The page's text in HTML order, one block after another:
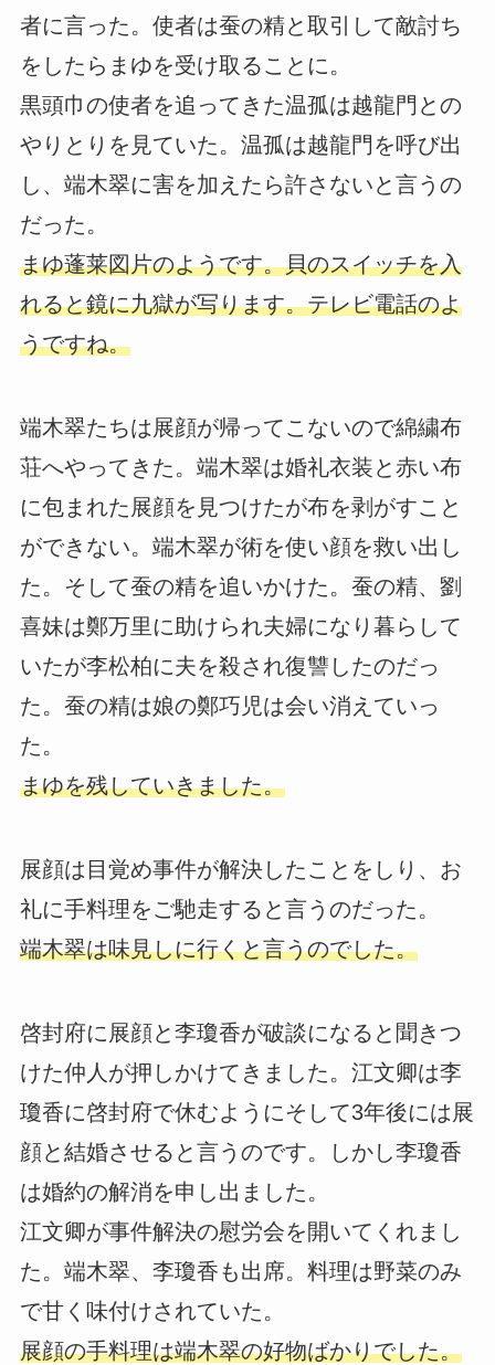
者に言った。使者は蚕の精と取引して敵討ち
をしたらまゆを受け取ることに。
黒頭巾の使者を追ってきた温孤は越龍門との
やりとりを見ていた。温孤は越龍門を呼び出
し、端木翠に害を加えたら許さないと言うの
だった。
まゆ蓬莱図片のようです。貝のスイッチを入
れると鏡に九獄が写ります。テレビ電話のよ
うですね。
端木翠たちは展顔が帰ってこないので綿繍布
荘へやってきた。端木翠は婚礼衣装と赤い布
に包まれた展顔を見つけたが布を剥がすこと
ができない。端木翠が術を使い顔を救い出し
た。そして蚕の精を追いかけた。蚕の精、劉
喜妹は鄭万里に助けられ夫婦になり暮らして
いたが李松柏に夫を殺され復讐したのだっ
た。蚕の精は娘の鄭巧児は会い消えていっ
た。
まゆを残していきました。
展顔は目覚め事件が解決したことをしり、お
礼に手料理をご馳走すると言うのだった。
端木翠は味見しに行くと言うのでした。
啓封府に展顔と李瓊香が破談になると聞きつ
けた仲人が押しかけてきました。江文卿は李
瓊香に啓封府で休むようにそして3年後には展
顔と結婚させると言うのです。しかし李瓊香
は婚約の解消を申し出ました。
江文卿が事件解決の慰労会を開いてくれまし
た。端木翠、李瓊香も出席。料理は野菜のみ
で甘く味付けされていた。
展顔の手料理は端木翠の好物ばかりでした。